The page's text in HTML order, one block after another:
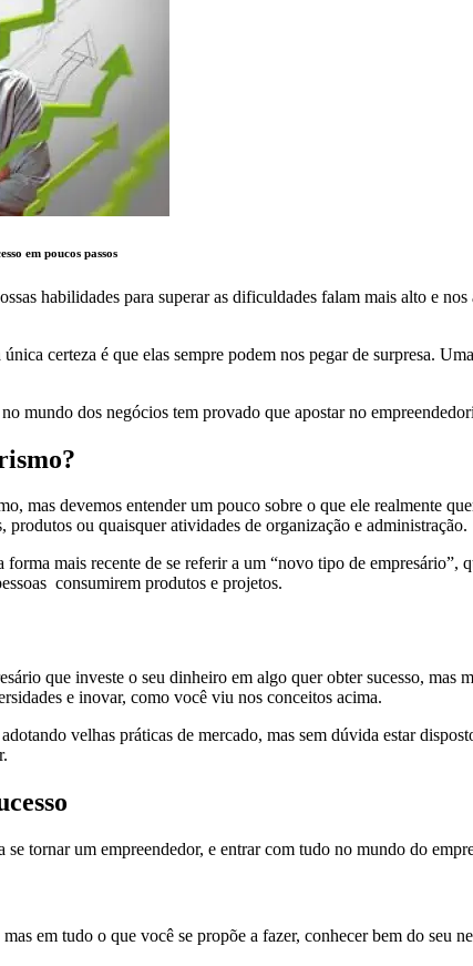
em poucos passos
habilidades para superar as dificuldades falam mais alto e
certeza é que elas sempre podem nos pegar de surpresa.
mundo dos negócios tem provado que apostar no
mas devemos entender um pouco sobre o que ele realmente
ou quaisquer atividades de organização e administração.
forma mais recente de se referir a um “novo tipo de
consumirem produtos e projetos.
que investe o seu dinheiro em algo quer obter sucesso,
e inovar, como você viu nos conceitos acima.
velhas práticas de mercado, mas sem dúvida estar
tornar um empreendedor, e entrar com tudo no mundo do
em tudo o que você se propõe a fazer, conhecer bem do